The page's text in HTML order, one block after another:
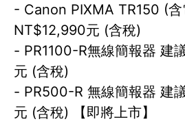
- Canon PIXMA TR150 (
NT$12,990元 (含稅)
- PR1100-R無線簡報器 建
元 (含稅)
- PR500-R 無線簡報器 建
元 (含稅) 【即將上市】